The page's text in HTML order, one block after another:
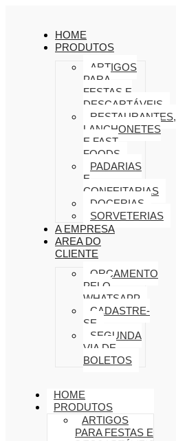
HOME
PRODUTOS
ARTIGOS
PARA
FESTAS E
DESCARTÁVEIS
RESTAURANTES,
LANCHONETES
E FAST
FOODS
PADARIAS
E
CONFEITARIAS
DOCERIAS
SORVETERIAS
A EMPRESA
AREA DO
CLIENTE
ORÇAMENTO
PELO
WHATSAPP
CADASTRE-
SE
SEGUNDA
VIA DE
BOLETOS
HOME
PRODUTOS
ARTIGOS
PARA FESTAS E